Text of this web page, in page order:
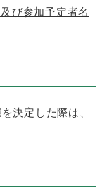
び参加予定者名
決定した際は、